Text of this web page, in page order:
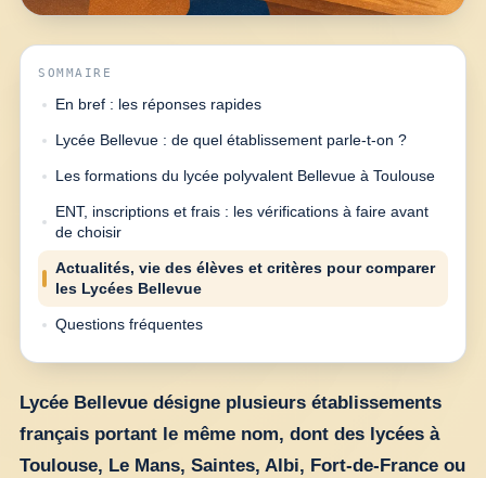
SOMMAIRE
En bref : les réponses rapides
Lycée Bellevue : de quel établissement parle-t-on ?
Les formations du lycée polyvalent Bellevue à Toulouse
ENT, inscriptions et frais : les vérifications à faire avant
de choisir
Actualités, vie des élèves et critères pour comparer
les Lycées Bellevue
Questions fréquentes
Lycée Bellevue désigne plusieurs établissements
français portant le même nom, dont des lycées à
Toulouse, Le Mans, Saintes, Albi, Fort-de-France ou